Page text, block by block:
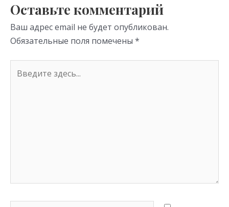
ni
ki
Оставьте комментарий
Ваш адрес email не будет опубликован.
Обязательные поля помечены *
здесь...